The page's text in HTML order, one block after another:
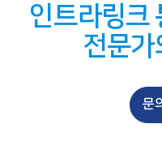
인트라링크
전문가
문